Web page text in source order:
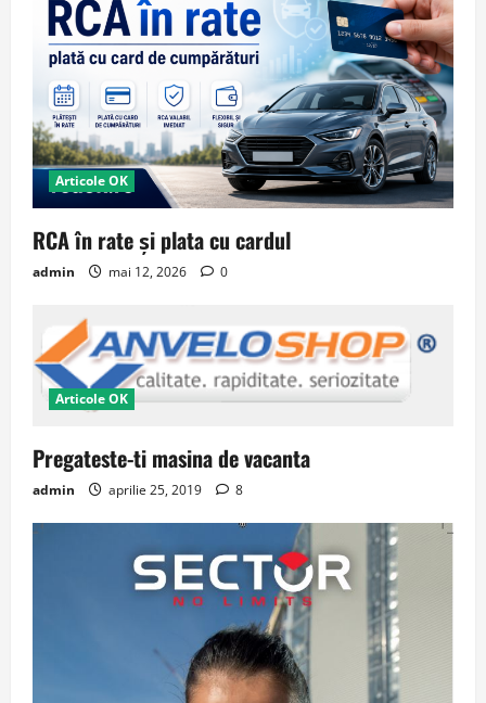
Articole OK
RCA în rate și plata cu cardul
admin mai 12, 2026 0
Articole OK
Pregateste-ti masina de vacanta
admin aprilie 25, 2019 8